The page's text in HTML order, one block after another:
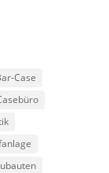
Case